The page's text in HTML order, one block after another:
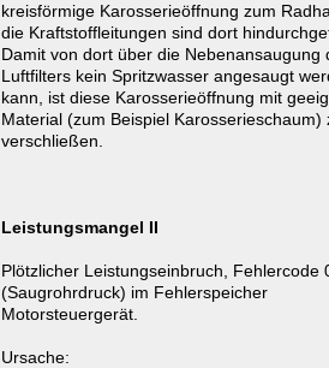
kreisförmige Karosserieöffnung zum
die Kraftstoffleitungen sind dort
Damit von dort über die Nebenansaugung
Luftfilters kein Spritzwasser angesaugt
kann, ist diese Karosserieöffnung mit
Material (zum Beispiel Karosserieschaum)
verschließen.
Leistungsmangel II
Plötzlicher Leistungseinbruch, Fehlercode
(Saugrohrdruck) im Fehlerspeicher
Motorsteuergerät.
Ursache: